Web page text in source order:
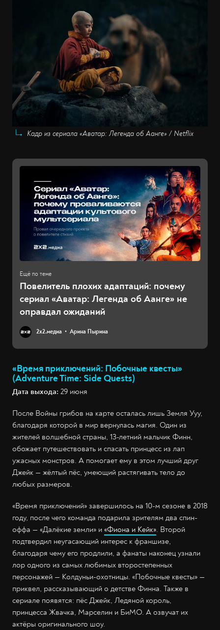
Кадр из сериала «Аватар: Легенда об Аанге» / Netflix
Повелитель плохих адаптаций: почему
сериал «Аватар: Легенда об Аанге» не
оправдал ожиданий
2х2.медиа Арина Пырина
«Время приключений: Побочные квесты»
(Adventure Time: Side Quests)
Дата выхода: 29 июня
После Войны грибов на карте осталась лишь Земля Ууу,
благодаря которой в мир вернулась магия. Один из
жителей волшебной страны, 13-летний мальчик Финн,
обожает путешествовать и спасать принцесс из лап
ужасных монстров. А помогает ему в этом лучший друг
Джейк — жёлтый пёс, умеющий растягивать тело до
любых размеров.
«Время приключений» завершилось на 10-м сезоне в 2018
году, после чего команда подарила зрителям два спин-
оффа — «Далёкие земли» и «Фиона и Кейк». Второй
подтвердил неугасающий интерес к франшизе,
благодаря чему его продлили, а фанаты наконец узнали
лор одного из самых любимых второстепенных
персонажей — Колдуньи-охотницы. «Побочные квесты» —
приквел, рассказывающий о детстве Финна. Также в
сериале появятся: пёс Джейк, Ледяной король,
принцесса Жвачка, Марселин и БиМО. А озвучат их
актёры оригинального шоу.